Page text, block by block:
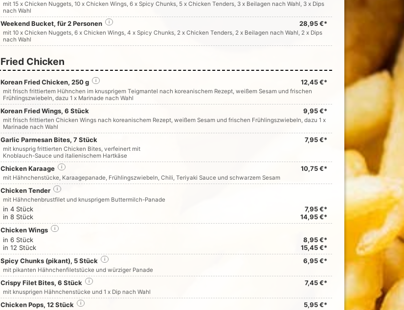
mit 15 x Chicken Nuggets, 10 x Chicken Wings, 6 x Spicy Chunks, 5 x Chicken Tenders, 3 x Beilagen nach Wahl, 3 x Dips
nach Wahl
Weekend Bucket, für 2 Personen 28,95 €*
i
mit 10 x Chicken Nuggets, 6 x Chicken Wings, 4 x Spicy Chunks, 2 x Chicken Tenders, 2 x Beilagen nach Wahl, 2 x Dips
nach Wahl
Fried Chicken
Korean Fried Chicken, 250 g 12,45 €*
i
mit frisch frittiertem Hühnchen im knusprigem Teigmantel nach koreanischem Rezept, weißem Sesam und frischen
Frühlingszwiebeln, dazu 1 x Marinade nach Wahl
Korean Fried Wings, 6 Stück 9,95 €*
mit frisch frittierten Chicken Wings nach koreanischem Rezept, weißem Sesam und frischen Frühlingszwiebeln, dazu 1 x
Marinade nach Wahl
Garlic Parmesan Bites, 7 Stück 7,95 €*
mit knusprig frittierten Chicken Bites, verfeinert mit
Knoblauch-Sauce und italienischem Hartkäse
Chicken Karaage 10,75 €*
i
mit Hähnchenstücke, Karaagepanade, Frühlingszwiebeln, Chili, Teriyaki Sauce und schwarzem Sesam
Chicken Tender i
mit Hähnchenbrustfilet und knusprigem Buttermilch-Panade
in 4 Stück
7,95 €*
in 8 Stück
14,95 €*
Chicken Wings
i
in 6 Stück
8,95 €*
in 12 Stück
15,45 €*
Spicy Chunks (pikant), 5 Stück
6,95 €*
i
mit pikanten Hähnchenfiletstücke und würziger Panade
Crispy Filet Bites, 6 Stück 7,45 €*
i
mit knusprigen Hähnchenstücke und 1 x Dip nach Wahl
Chicken Pops, 12 Stück 5,95 €*
i